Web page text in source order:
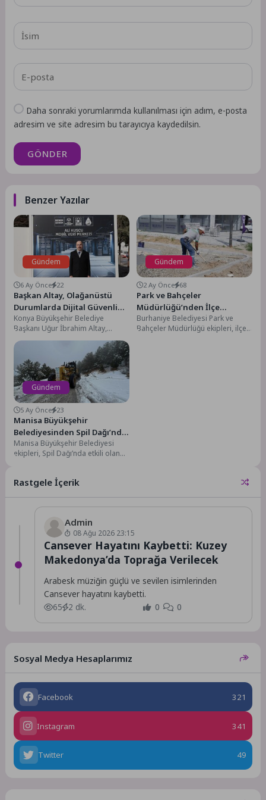
Daha sonraki yorumlarımda kullanılması için adım, e-posta
adresim ve site adresim bu tarayıcıya kaydedilsin.
GÖNDER
Benzer Yazılar
Gündem
6 Ay Önce 22
Başkan Altay, Olağanüstü
Durumlarda Dijital Güvenliği
Sağlayacak KOSKİ Mobil Veri
Merkezini İnceledi
Konya Büyükşehir Belediye
Başkanı Uğur İbrahim Altay,
KOSKİ bünyesinde faaliyet
gösteren Ali Kuşçu Mobil Veri...
Gündem
2 Ay Önce 68
Park ve Bahçeler
Müdürlüğü’nden İlçe
Genelinde Yoğun Çalışma
Burhaniye Belediyesi Park ve
Bahçeler Müdürlüğü ekipleri, ilçe
Gündem
5 Ay Önce 23
Manisa Büyükşehir
Belediyesinden Spil Dağı’nda
Kar Mesaisi
Manisa Büyükşehir Belediyesi
ekipleri, Spil Dağı’nda etkili olan
Rastgele İçerik
Admin
08 Ağu 2026 23:15
Cansever Hayatını Kaybetti: Kuzey
Makedonya’da Toprağa Verilecek
Arabesk müziğin güçlü ve sevilen isimlerinden
Cansever hayatını kaybetti.
65
2 dk. 0 0
Sosyal Medya Hesaplarımız
Facebook 321
Instagram 341
Twitter 49